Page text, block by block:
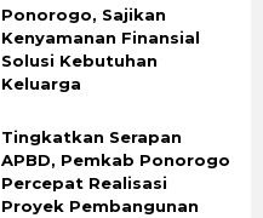
Ponorogo, Sajikan
Kenyamanan Finansial
Solusi Kebutuhan
Keluarga
Tingkatkan Serapan
APBD, Pemkab Ponorogo
Percepat Realisasi
Proyek Pembangunan